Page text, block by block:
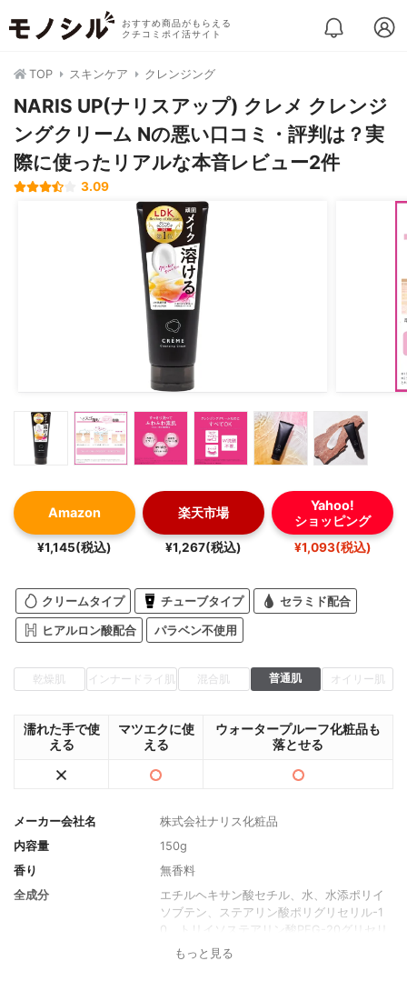
おすすめ商品がもらえる
クチコミポイ活サイト
TOP スキンケア クレンジング
NARIS UP(ナリスアップ) クレメ クレンジ
ングクリーム Nの悪い口コミ・評判は？実
際に使ったリアルな本音レビュー2件
3.09
Amazon
¥1,145(税込)
楽天市場
¥1,267(税込)
Yahoo!
ショッピング
¥1,093(税込)
クリームタイプ チューブタイプ セラミド配合
ヒアルロン酸配合 パラベン不使用
乾燥肌 インナードライ肌 混合肌 普通肌 オイリー肌
濡れた手で使
える
マツエクに使
える
ウォータープルーフ化粧品も
落とせる
メーカー会社名
株式会社ナリス化粧品
内容量
150g
香り
無香料
全成分
エチルヘキサン酸セチル、水、水添ポリイ
ソブテン、ステアリン酸ポリグリセリル-1
0、トリイソステアリン酸PEG-20グリセリ
ル、ヤシ油脂肪酸PEG-7グリセリル、セラ
もっと見る